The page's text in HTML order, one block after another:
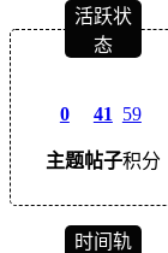
活跃状
态
0
主题
41
帖子
59
积分
时间轨